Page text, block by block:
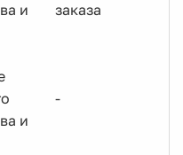
и
заказа
и
-